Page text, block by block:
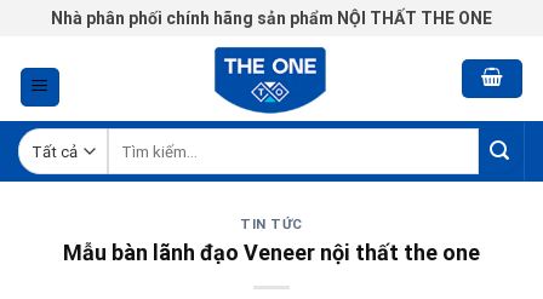
Chuyển
nội
dung
Nhà phân phối chính hãng sản phẩm NỘI THẤT THE ONE
kiếm:
TIN TỨC
Mẫu bàn lãnh đạo Veneer nội thất the one